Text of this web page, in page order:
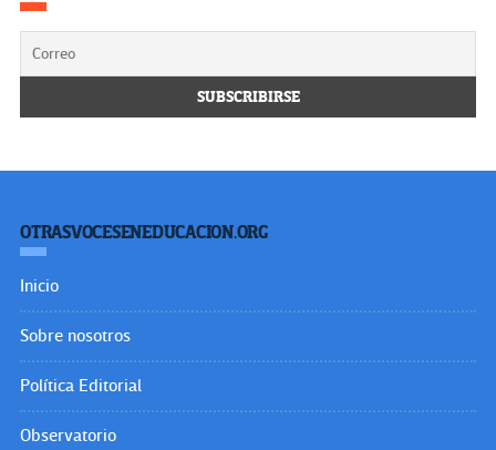
OTRASVOCESENEDUCACION.ORG
Inicio
Sobre nosotros
Política Editorial
Observatorio